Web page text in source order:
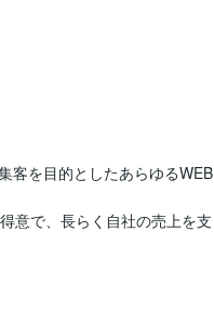
客を目的としたあらゆるWEB
意で、長らく自社の売上を支